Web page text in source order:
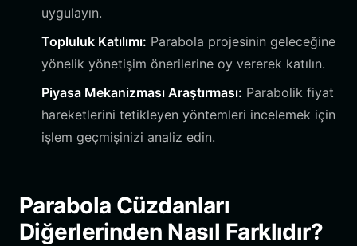
uygulayın.
Topluluk Katılımı: Parabola projesinin geleceğine
yönelik yönetişim önerilerine oy vererek katılın.
Piyasa Mekanizması Araştırması: Parabolik fiyat
hareketlerini tetikleyen yöntemleri incelemek için
işlem geçmişinizi analiz edin.
Parabola Cüzdanları
Diğerlerinden Nasıl Farklıdır?